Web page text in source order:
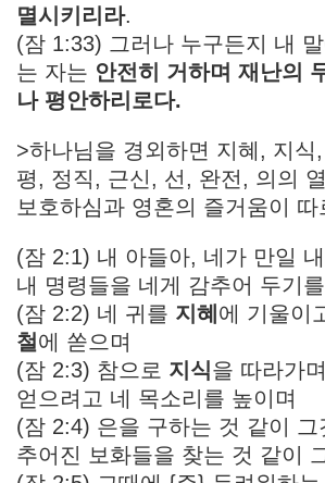
멸시키리라.
(잠 1:33) 그러나 누구든지 내 말
는 자는 안전히 거하며 재난의
나 평안하리로다.
>하나님을 경외하면 지혜, 지식
평, 정직, 근신, 선, 완전, 의의
보호하심과 영혼의 즐거움이 따
(잠 2:1) 내 아들아, 네가 만일
내 명령들을 네게 감추어 두기
(잠 2:2) 네 귀를 지혜 에 기울이
철 에 쏟으며
(잠 2:3) 참으로 지식을 따라가
얻으려고 네 목소리를 높이며
(잠 2:4) 은을 구하는 것 같이
추어진 보화들을 찾는 것 같이